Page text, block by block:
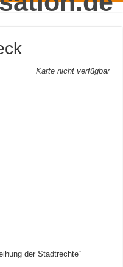
Karte nicht verfügbar
der Stadtrechte“